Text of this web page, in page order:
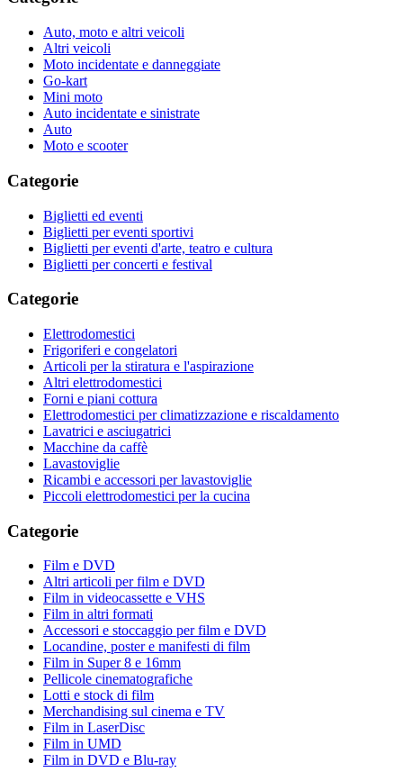
Auto, moto e altri veicoli
Altri veicoli
Moto incidentate e danneggiate
Go-kart
Mini moto
Auto incidentate e sinistrate
Auto
Moto e scooter
Categorie
Biglietti ed eventi
Biglietti per eventi sportivi
Biglietti per eventi d'arte, teatro e cultura
Biglietti per concerti e festival
Categorie
Elettrodomestici
Frigoriferi e congelatori
Articoli per la stiratura e l'aspirazione
Altri elettrodomestici
Forni e piani cottura
Elettrodomestici per climatizzazione e riscaldamento
Lavatrici e asciugatrici
Macchine da caffè
Lavastoviglie
Ricambi e accessori per lavastoviglie
Piccoli elettrodomestici per la cucina
Categorie
Film e DVD
Altri articoli per film e DVD
Film in videocassette e VHS
Film in altri formati
Accessori e stoccaggio per film e DVD
Locandine, poster e manifesti di film
Film in Super 8 e 16mm
Pellicole cinematografiche
Lotti e stock di film
Merchandising sul cinema e TV
Film in LaserDisc
Film in UMD
Film in DVD e Blu-ray